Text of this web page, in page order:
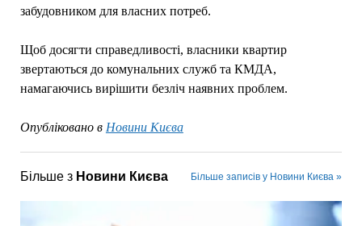
забудовником для власних потреб.
Щоб досягти справедливості, власники квартир
звертаються до комунальних служб та КМДА,
намагаючись вирішити безліч наявних проблем.
Опубліковано в Новини Києва
Більше з Новини Києва Більше записів у Новини Києва »